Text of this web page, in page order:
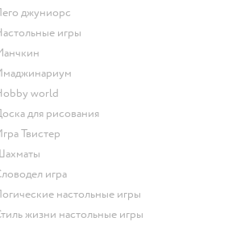
Лего джуниорс
Настольные игры
Манчкин
Имаджинариум
Hobby world
Доска для рисования
Игра Твистер
Шахматы
Словодел игра
Логические настольные игры
Стиль жизни настольные игры